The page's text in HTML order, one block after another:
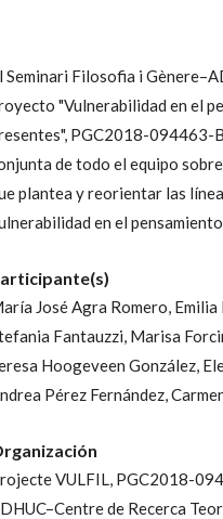
Seminari Filosofia i
"Vulnerabilidad en el
PGC2018-094463-
de todo el equipo
plantea y reorientar las
en el
José Agra Romero, Emilia
Fantauzzi, Marisa
Hoogeveen González,
Pérez Fernández,
VULFIL, PGC2018-
de Recerca